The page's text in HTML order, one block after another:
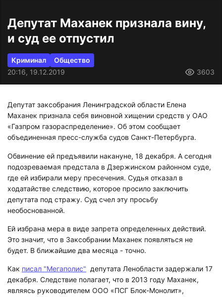
Депутат Маханек признала вину,
и суд ее отпустил
Криминал
Общество
20:16, 19.12.2019
3603
Депутат заксобрания Ленинградской области Елена
Маханек признала себя виновной хищении средств у ОАО
«Газпром газораспределение». Об этом сообщает
объединенная пресс-служба судов Санкт-Петербурга.
Обвинение ей предъявили накануне, 18 декабря. А сегодня
подозреваемая предстала в Дзержинском районном суде,
где ей избирали меру пресечения. Судья отказал в
ходатайстве следствию, которое просило заключить
депутата под стражу. Суд счел эту просьбу
необоснованной.
Ей избрана мера в виде запрета определенных действий.
Это значит, что в Заксобрании Маханек появляться не
будет. В ближайшие два месяца - точно.
Как писал "Мегаполис" депутата Ленобласти задержали 17
декабря. Следствие полагает, что в 2013 году Маханек,
являясь руководителем ООО «ПСГ Блок-Монолит»,